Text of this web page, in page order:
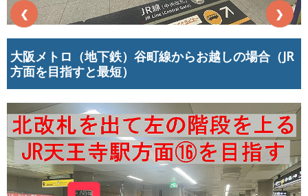
❮ ❯
大阪メトロ（地下鉄）谷町線からお越しの場合（JR
方面を目指すと最短）